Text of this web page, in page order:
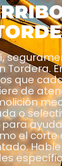
Tordera.
que
de
o
el corte